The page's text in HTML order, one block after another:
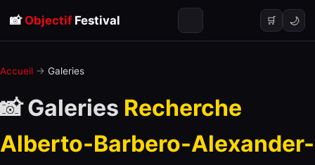
📸 ObjectifFestival 🛒 🌙
Accueil → Galeries
📸 Galeries Recherche
Alberto-Barbero-Alexander-